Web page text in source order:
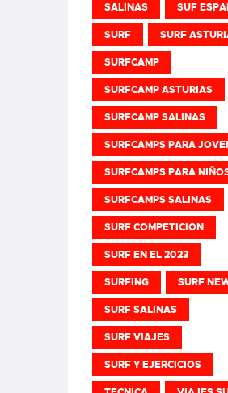
SALINAS SUF
SURF SURF
SURFCAMP
SURFCAMP ASTURIAS
SURFCAMP SALINAS
SURFCAMPS PARA
SURFCAMPS PARA
SURFCAMPS SALINAS
SURF COMPETICION
SURF EN EL 2023
SURFING SURF
SURF SALINAS
SURF VIAJES
SURF Y EJERCICIOS